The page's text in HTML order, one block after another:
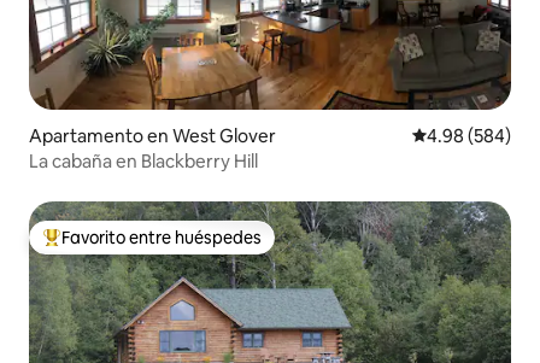
Apartamento en West Glover Calificación
4.98 (584)
La cabaña en Blackberry Hill
Favorito entre huéspedes preferido
Favorito entre huéspedes